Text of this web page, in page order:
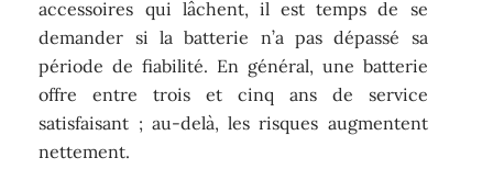
accessoires qui lâchent, il est temps de se
demander si la batterie n’a pas dépassé sa
période de fiabilité. En général, une batterie
offre entre trois et cinq ans de service
satisfaisant ; au-delà, les risques augmentent
nettement.